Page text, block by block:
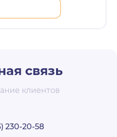
связь
клиентов
230-20-58